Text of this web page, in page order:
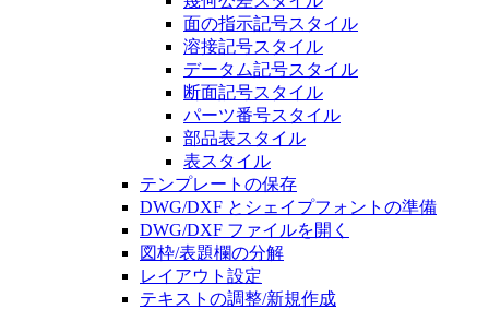
面の指示記号スタイル
溶接記号スタイル
データム記号スタイル
断面記号スタイル
パーツ番号スタイル
部品表スタイル
表スタイル
テンプレートの保存
DWG/DXF とシェイプフォントの準備
DWG/DXF ファイルを開く
図枠/表題欄の分解
レイアウト設定
テキストの調整/新規作成